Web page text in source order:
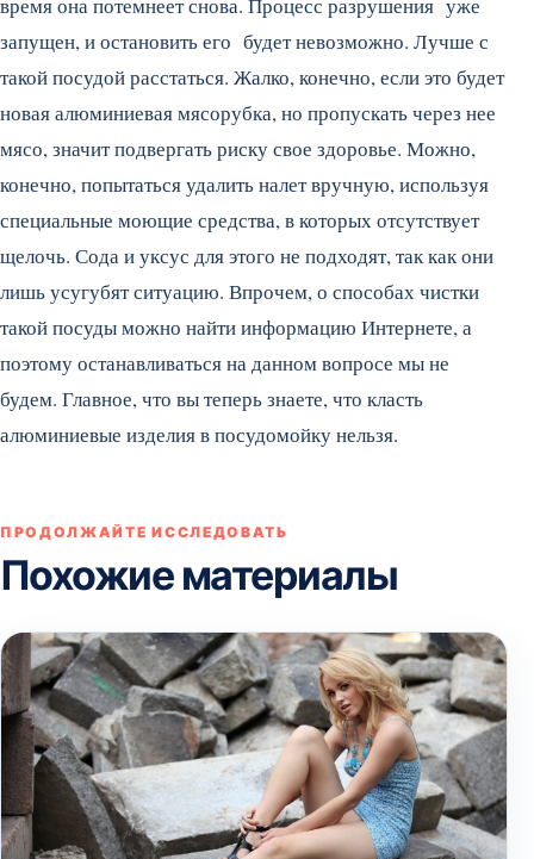
запущен, и остановить его будет невозможно. Лучше с
такой посудой расстаться. Жалко, конечно, если это будет
новая алюминиевая мясорубка, но пропускать через нее
мясо, значит подвергать риску свое здоровье. Можно,
конечно, попытаться удалить налет вручную, используя
специальные моющие средства, в которых отсутствует
щелочь. Сода и уксус для этого не подходят, так как они
лишь усугубят ситуацию. Впрочем, о способах чистки
такой посуды можно найти информацию Интернете, а
поэтому останавливаться на данном вопросе мы не
будем. Главное, что вы теперь знаете, что класть
алюминиевые изделия в посудомойку нельзя.
ПРОДОЛЖАЙТЕ ИССЛЕДОВАТЬ
Похожие материалы